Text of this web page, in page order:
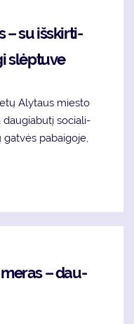
– su iš­skir­ti­
slėp­tu­ve
Aly­taus mies­to
daugiabutį so­cia­li­
pa­bai­go­je,
me­ras – dau­